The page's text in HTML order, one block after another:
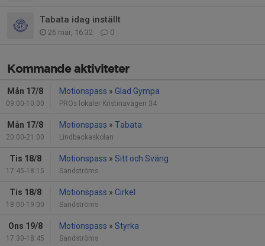
Tabata idag inställt
26 mar, 16:32 0
Kommande aktiviteter
Mån 17/8
09:00-10:00
Motionspass » Glad Gympa
PROs lokaler Kristinavägen 34
Mån 17/8
20:00-21:00
Motionspass » Tabata
Lindbackaskolan
Tis 18/8
17:45-18:15
Motionspass » Sitt och Sväng
Sandströms
Tis 18/8
18:00-19:00
Motionspass » Cirkel
Sandströms
Ons 19/8
17:30-18:45
Motionspass » Styrka
Sandströms